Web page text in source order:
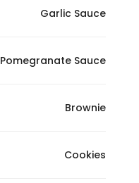
Garlic Sauce
Pomegranate Sauce
Brownie
Cookies